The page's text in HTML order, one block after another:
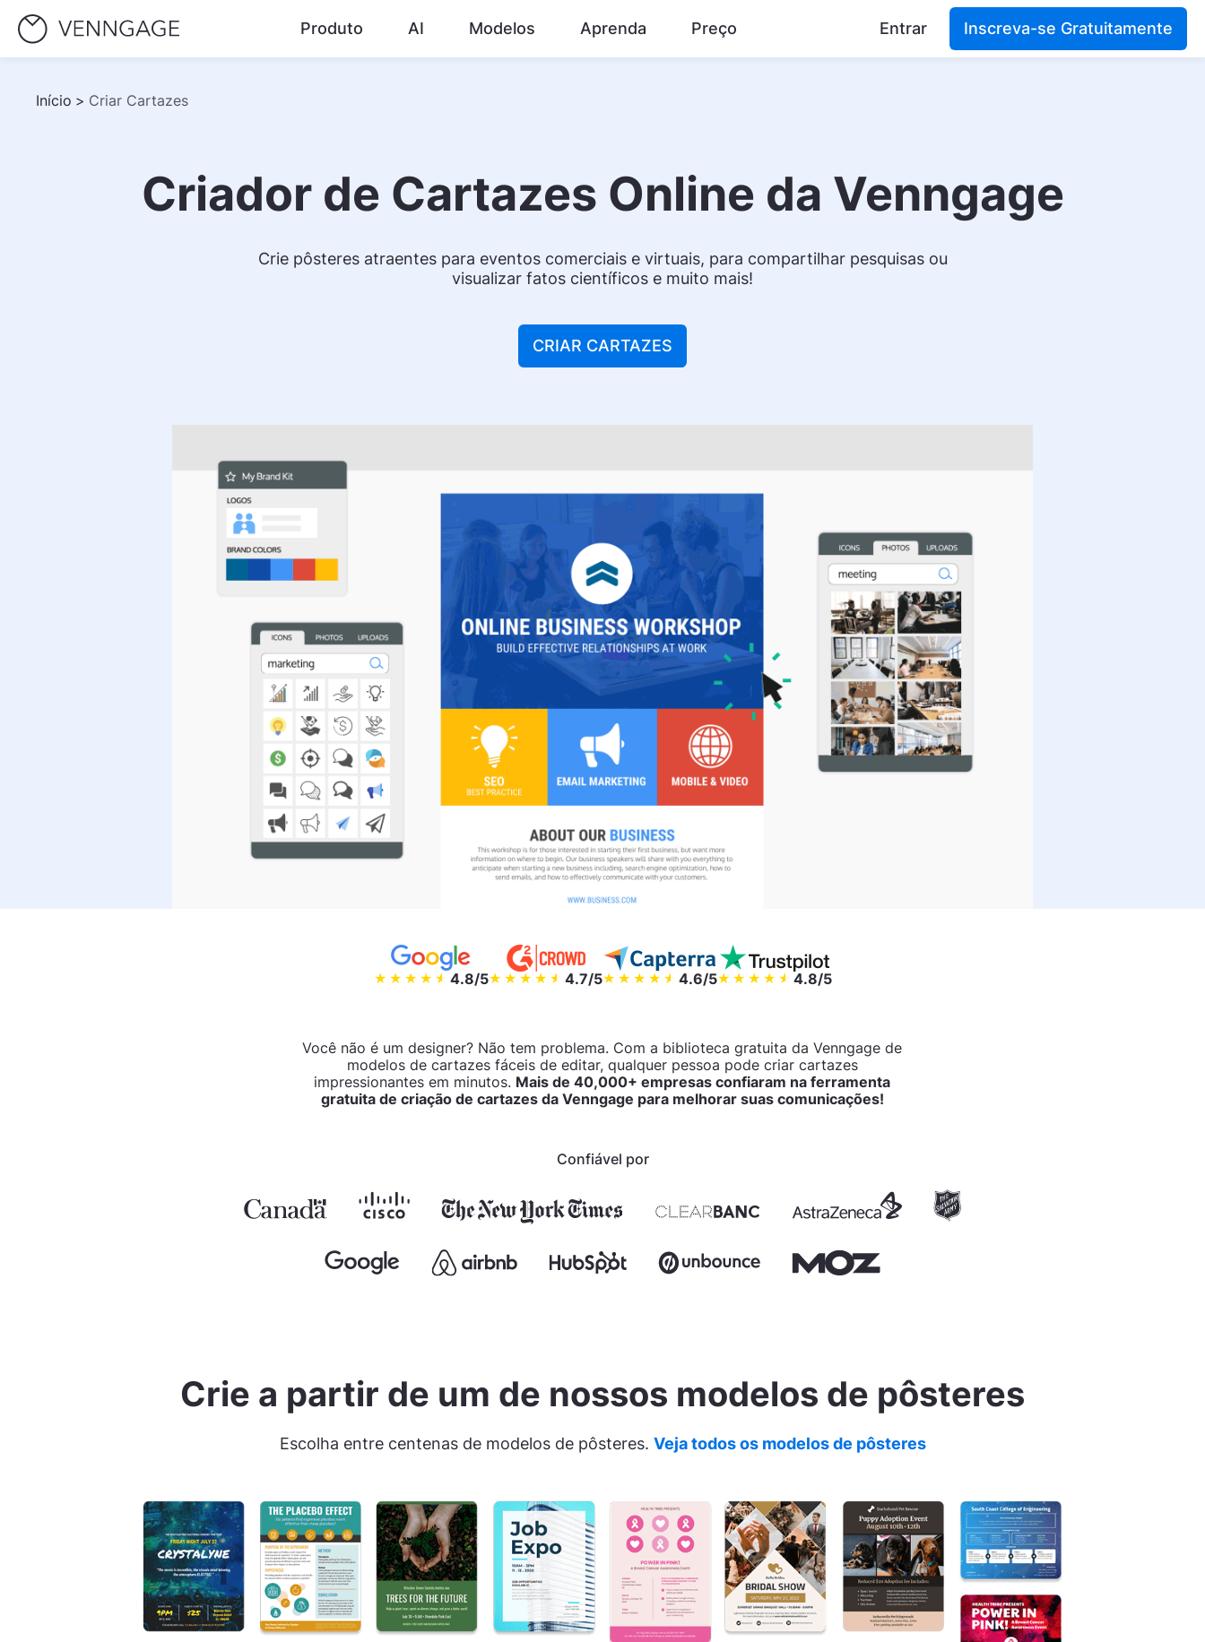
Produto AI Modelos Aprenda Preço Entrar Inscreva-se Gratuitamente
Início > Criar Cartazes
Criador de Cartazes Online da Venngage
Crie pôsteres atraentes para eventos comerciais e virtuais, para compartilhar pesquisas ou
visualizar fatos científicos e muito mais!
CRIAR CARTAZES
4.8/5 4.7/5 4.6/5 4.8/5
Você não é um designer? Não tem problema. Com a biblioteca gratuita da Venngage de
modelos de cartazes fáceis de editar, qualquer pessoa pode criar cartazes
impressionantes em minutos. Mais de 40,000+ empresas confiaram na ferramenta
gratuita de criação de cartazes da Venngage para melhorar suas comunicações!
Confiável por
Crie a partir de um de nossos modelos de pôsteres
Escolha entre centenas de modelos de pôsteres. Veja todos os modelos de pôsteres